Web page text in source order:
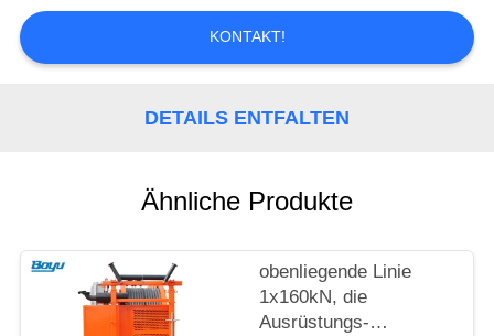
FORDERN
PRIVACY
POLICY
KONTAKT!
DETAILS ENTFALTEN
Ähnliche Produkte
obenliegende Linie
1x160kN, die
Ausrüstungs-